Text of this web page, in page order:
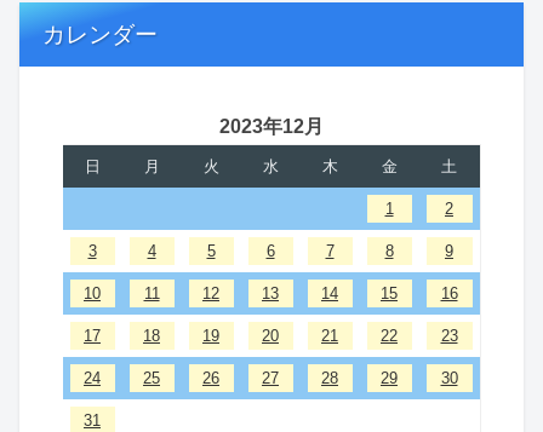
カレンダー
2023年12月
日 月 火 水 木 金 土
1 2
3 4 5 6 7 8 9
10 11 12 13 14 15 16
17 18 19 20 21 22 23
24 25 26 27 28 29 30
31